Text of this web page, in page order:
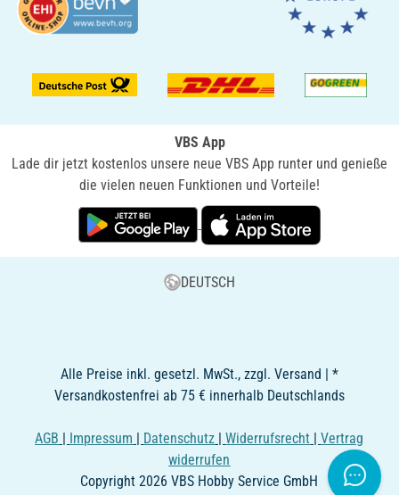
VBS App
Lade dir jetzt kostenlos unsere neue VBS App runter und genieße
die vielen neuen Funktionen und Vorteile!
DEUTSCH
Alle Preise inkl. gesetzl. MwSt., zzgl. Versand | *
Versandkostenfrei ab 75 € innerhalb Deutschlands
AGB | Impressum | Datenschutz |Widerrufsrecht |Vertrag
widerrufen
Copyright 2026 VBS Hobby Service GmbH